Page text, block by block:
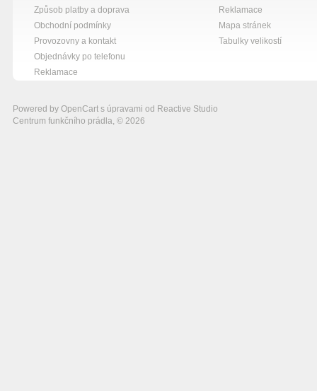
Způsob platby a doprava
Obchodní podmínky
Provozovny a kontakt
Objednávky po telefonu
Reklamace
Reklamace
Mapa stránek
Tabulky velikostí
Powered by OpenCart s úpravami od Reactive Studio
Centrum funkčního prádla, © 2026